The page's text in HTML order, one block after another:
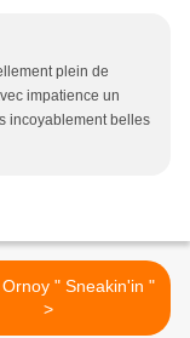
plein de
impatience un
incoyablement belles
" Sneakin'in "
>